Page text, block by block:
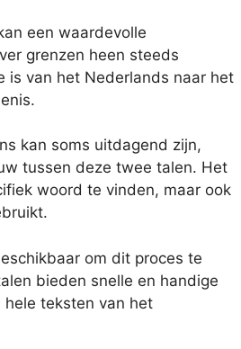
een waardevolle
grenzen heen steeds
is van het Nederlands naar het
kan soms uitdagend zijn,
tussen deze twee talen. Het
woord te vinden, maar ook
om dit proces te
bieden snelle en handige
teksten van het